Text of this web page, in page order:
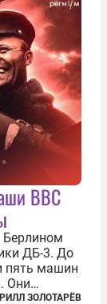
ВВС
Берлином
ДБ-3. До
пять машин
Они
момент
ЗОЛОТАРЁВ